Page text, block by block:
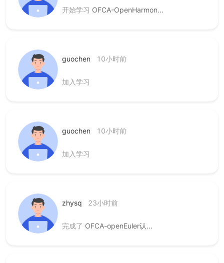
开始学习 OFCA-OpenHarmon...
guochen 10小时前
加入学习
guochen 10小时前
加入学习
zhysq 23小时前
完成了 OFCA-openEuler认...